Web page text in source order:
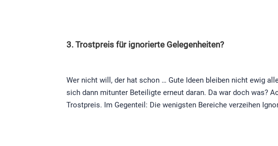
3. Trostpreis für ignorierte Gelegenheiten?
Wer nicht will, der hat schon … Gute Ideen bleiben nicht ewig
sich dann mitunter Beteiligte erneut daran. Da war doch was?
Trostpreis. Im Gegenteil: Die wenigsten Bereiche verzeihen